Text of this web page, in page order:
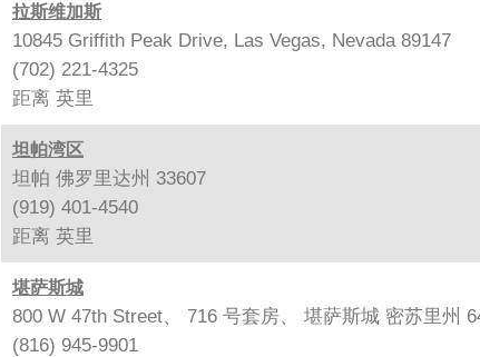
拉斯维加斯
10845 Griffith Peak Drive, Las Vegas, Nevada 89147
(702) 221-4325
距离 英里
坦帕湾区
坦帕 佛罗里达州 33607
(919) 401-4540
距离 英里
堪萨斯城
800 W 47th Street、 716 号套房、 堪萨斯城 密苏里州
(816) 945-9901